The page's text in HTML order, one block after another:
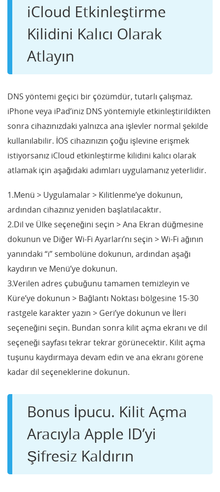
iCloud Etkinleştirme
Kilidini Kalıcı Olarak
Atlayın
DNS yöntemi geçici bir çözümdür, tutarlı çalışmaz.
iPhone veya iPad’iniz DNS yöntemiyle etkinleştirildikten
sonra cihazınızdaki yalnızca ana işlevler normal şekilde
kullanılabilir. İOS cihazınızın çoğu işlevine erişmek
istiyorsanız iCloud etkinleştirme kilidini kalıcı olarak
atlamak için aşağıdaki adımları uygulamanız yeterlidir.
1.Menü > Uygulamalar > Kilitlenme’ye dokunun,
ardından cihazınız yeniden başlatılacaktır.
2.Dil ve Ülke seçeneğini seçin > Ana Ekran düğmesine
dokunun ve Diğer Wi-Fi Ayarları’nı seçin > Wi-Fi ağının
yanındaki “i” sembolüne dokunun, ardından aşağı
kaydırın ve Menü’ye dokunun.
3.Verilen adres çubuğunu tamamen temizleyin ve
Küre’ye dokunun > Bağlantı Noktası bölgesine 15-30
rastgele karakter yazın > Geri’ye dokunun ve İleri
seçeneğini seçin. Bundan sonra kilit açma ekranı ve dil
seçeneği sayfası tekrar tekrar görünecektir. Kilit açma
tuşunu kaydırmaya devam edin ve ana ekranı görene
kadar dil seçeneklerine dokunun.
Bonus İpucu. Kilit Açma
Aracıyla Apple ID’yi
Şifresiz Kaldırın